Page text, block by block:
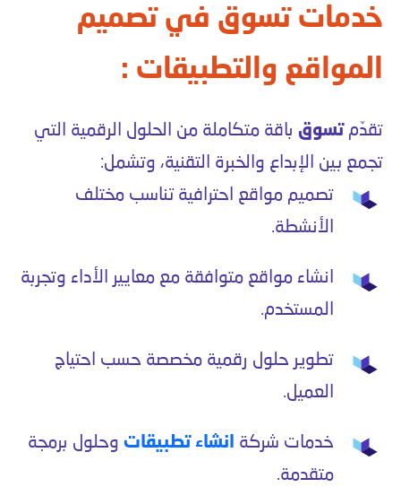
خدمات تسوق في تصميم
المواقع والتطبيقات :
تقدّمتسوق باقة متكاملة من الحلول الرقمية التي
تجمع بين الإبداع والخبرة التقنية، وتشمل:
تصميم مواقع احترافية تناسب مختلف
الأنشطة.
انشاء مواقع متوافقة مع معايير الأداء وتجربة
المستخدم.
تطوير حلول رقمية مخصصة حسب احتياج
العميل.
خدمات شركة انشاء تطبيقات وحلول برمجة
متقدمة.